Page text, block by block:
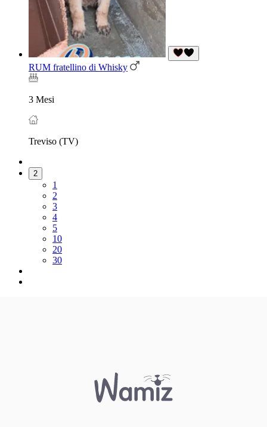
RUM fratellino di Whisky
3 Mesi
Treviso (TV)
2
1
2
3
4
5
10
20
30